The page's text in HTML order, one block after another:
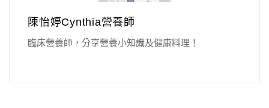
陳怡婷Cynthia營養師
臨床營養師，分享營養小知識及健康料理！